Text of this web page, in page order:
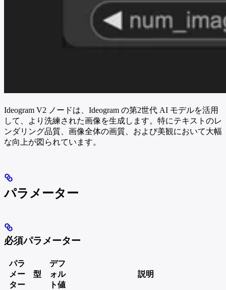
Ideogram V2 ノードは、Ideogram の第2世代 AI モデルを活用
して、より洗練された画像を生成します。特にテキストのレ
ンダリング品質、画像全体の画質、および美観において大幅
な向上が図られています。
パラメーター
必須パラメーター
パラ
メー
ター
型
デフ
ォル
ト値
説明